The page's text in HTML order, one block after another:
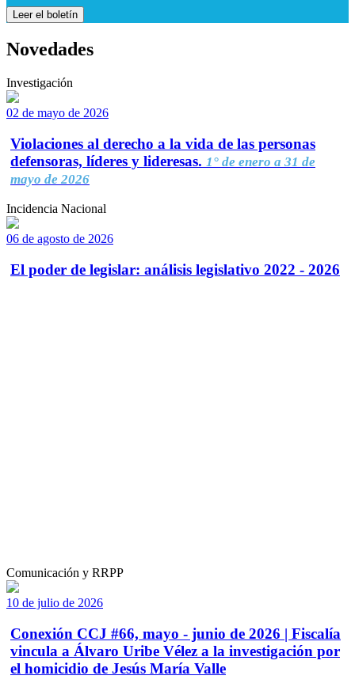
Leer el boletín
Novedades
Investigación
02 de mayo de 2026
Violaciones al derecho a la vida de las personas
defensoras, líderes y lideresas. 1° de enero a 31 de
mayo de 2026
Incidencia Nacional
06 de agosto de 2026
El poder de legislar: análisis legislativo 2022 - 2026
Comunicación y RRPP
10 de julio de 2026
Conexión CCJ #66, mayo - junio de 2026 | Fiscalía
vincula a Álvaro Uribe Vélez a la investigación por
el homicidio de Jesús María Valle